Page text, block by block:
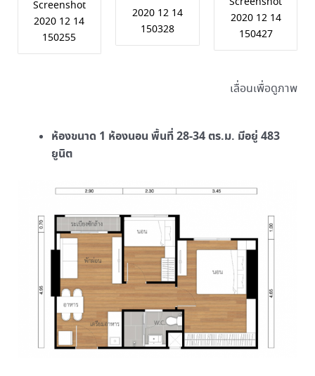
Screenshot
2020 12 14
150255
2020 12 14
150328
2020 12 14
150427
เลื่อนเพื่อดูภาพ
ห้องขนาด 1 ห้องนอน พื้นที่ 28-34 ตร.ม. มีอยู่ 483
ยูนิต